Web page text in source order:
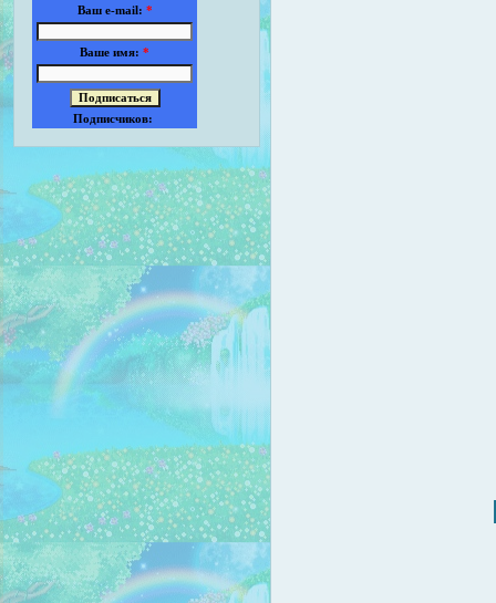
Ваш e-mail: *
Ваше имя: *
Подписчиков: